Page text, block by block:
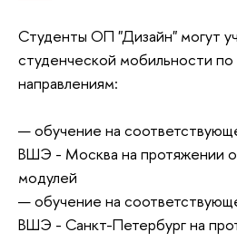
Студенты ОП "Дизайн" могут
студенческой мобильности
направлениям:
— обучение на
ВШЭ - Москва на протяжении
модулей
— обучение на
ВШЭ - Санкт-Петербург на